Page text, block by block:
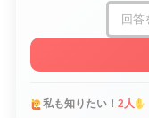
私も知りたい！ 2人